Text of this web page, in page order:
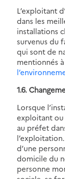
L’exploitant
dans les
installations
survenus du
qui sont de
mentionnés à
1.6.
Lorsque
exploitant ou
au préfet
d’une
domicile du
personne